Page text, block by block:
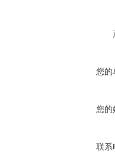
您的
您的
联系